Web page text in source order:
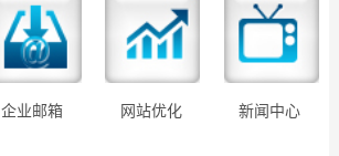
企业邮箱 网站优化 新闻中心